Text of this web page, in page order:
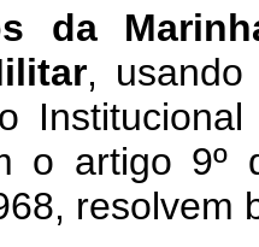
da
,
o artigo
resolvem